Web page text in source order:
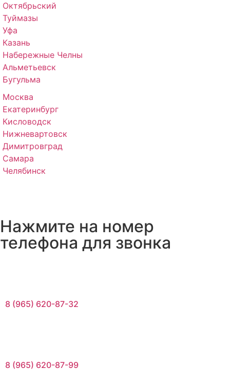
Октябрьский
Туймазы
Уфа
Казань
Набережные Челны
Альметьевск
Бугульма
Москва
Екатеринбург
Кисловодск
Нижневартовск
Димитровград
Самара
Челябинск
Нажмите на номер
телефона для звонка
8 (965) 620-87-32
8 (965) 620-87-99